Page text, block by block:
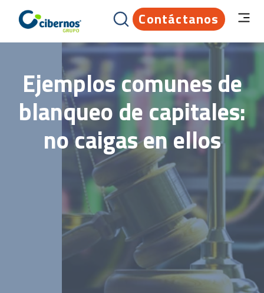
Contáctanos
Ejemplos comunes de
blanqueo de capitales:
no caigas en ellos